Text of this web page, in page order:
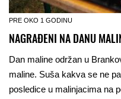
PRE OKO 1 GODINU
NAGRAĐENI NA DANU
Dan maline održan u
maline. Suša kakva se ne
posledice u malinjacima na